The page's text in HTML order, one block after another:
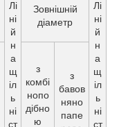
Лі
ні
й
н
а
щ
іл
ь
ні
ст
Зовнішній
діаметр
Лі
ні
й
н
а
щ
іл
ь
ні
ст
з
комбі
нопо
дібно
ю
з
бавов
няно
папе